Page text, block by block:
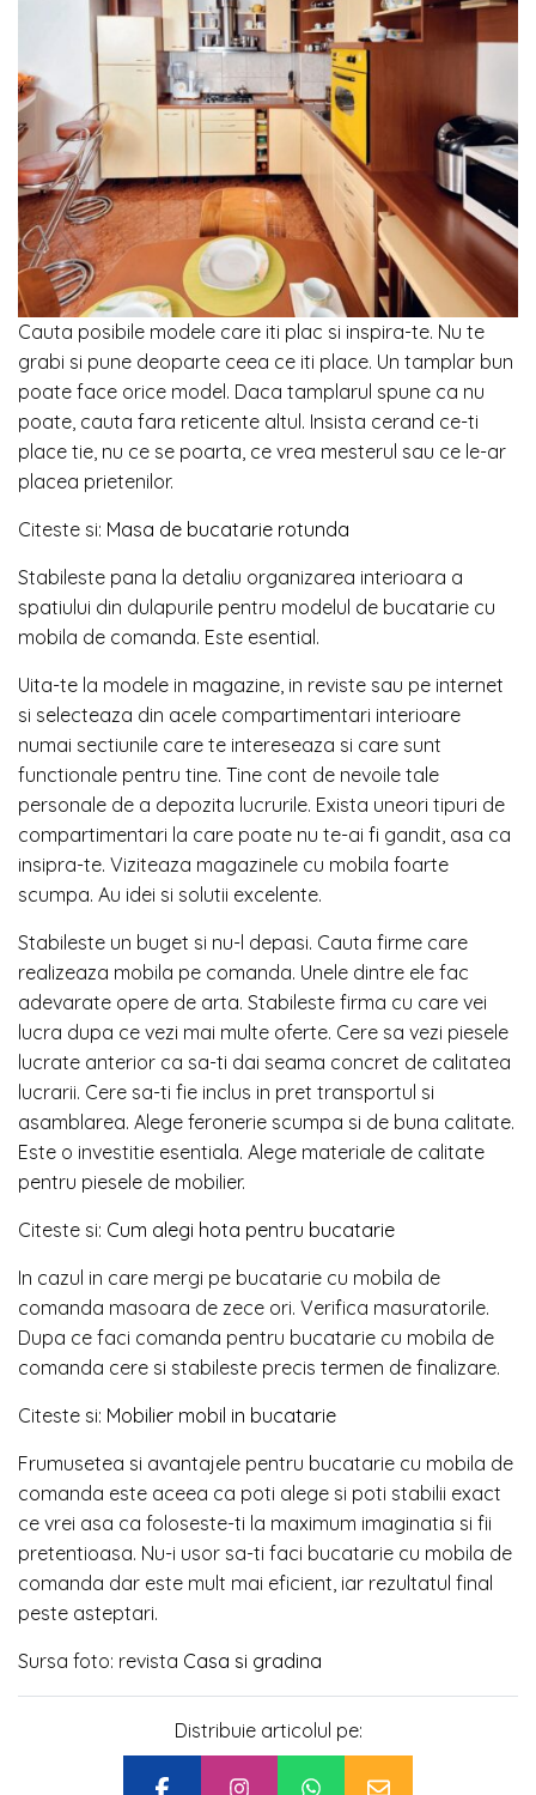
Cauta posibile modele care iti plac si inspira-te. Nu te
grabi si pune deoparte ceea ce iti place. Un tamplar bun
poate face orice model. Daca tamplarul spune ca nu
poate, cauta fara reticente altul. Insista cerand ce-ti
place tie, nu ce se poarta, ce vrea mesterul sau ce le-ar
placea prietenilor.
Citeste si: Masa de bucatarie rotunda
Stabileste pana la detaliu organizarea interioara a
spatiului din dulapurile pentru modelul de bucatarie cu
mobila de comanda. Este esential.
Uita-te la modele in magazine, in reviste sau pe internet
si selecteaza din acele compartimentari interioare
numai sectiunile care te intereseaza si care sunt
functionale pentru tine. Tine cont de nevoile tale
personale de a depozita lucrurile. Exista uneori tipuri de
compartimentari la care poate nu te-ai fi gandit, asa ca
insipra-te. Viziteaza magazinele cu mobila foarte
scumpa. Au idei si solutii excelente.
Stabileste un buget si nu-l depasi. Cauta firme care
realizeaza mobila pe comanda. Unele dintre ele fac
adevarate opere de arta. Stabileste firma cu care vei
lucra dupa ce vezi mai multe oferte. Cere sa vezi piesele
lucrate anterior ca sa-ti dai seama concret de calitatea
lucrarii. Cere sa-ti fie inclus in pret transportul si
asamblarea. Alege feronerie scumpa si de buna calitate.
Este o investitie esentiala. Alege materiale de calitate
pentru piesele de mobilier.
Citeste si: Cum alegi hota pentru bucatarie
In cazul in care mergi pe bucatarie cu mobila de
comanda masoara de zece ori. Verifica masuratorile.
Dupa ce faci comanda pentru bucatarie cu mobila de
comanda cere si stabileste precis termen de finalizare.
Citeste si: Mobilier mobil in bucatarie
Frumusetea si avantajele pentru bucatarie cu mobila de
comanda este aceea ca poti alege si poti stabilii exact
ce vrei asa ca foloseste-ti la maximum imaginatia si fii
pretentioasa. Nu-i usor sa-ti faci bucatarie cu mobila de
comanda dar este mult mai eficient, iar rezultatul final
peste asteptari.
Sursa foto: revista Casa si gradina
Distribuie articolul pe: